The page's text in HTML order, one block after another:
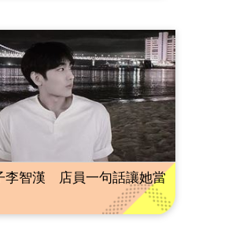
李智漢 店員一句話讓她當